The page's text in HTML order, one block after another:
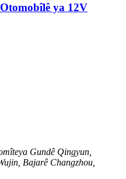
ya 12V
Gundê Qingyun,
Bajarê Changzhou,